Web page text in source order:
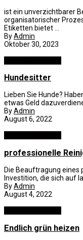
ist ein unverzichtbarer
organisatorischer
Etiketten bietet ...
ByAdmin
Oktober 30, 2023
Hundesitter
Lieben Sie Hunde?
etwas Geld
ByAdmin
August 6, 2022
professionelle
Die Beauftragung eines
Investition, die sich auf
ByAdmin
August 4, 2022
Endlich grün heizen